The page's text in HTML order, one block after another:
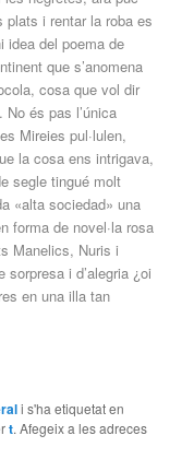
plats i rentar la roba es
idea del poema de
que s’anomena
cosa que vol dir
és pas l’única
Mireies pul·lulen,
la cosa ens intrigava,
segle tingué molt
«alta sociedad» una
forma de novel·la rosa
Manelics, Nuris i
i d’alegria ¿oi
en una illa tan
i s'ha etiquetat en
t. Afegeix a les adreces